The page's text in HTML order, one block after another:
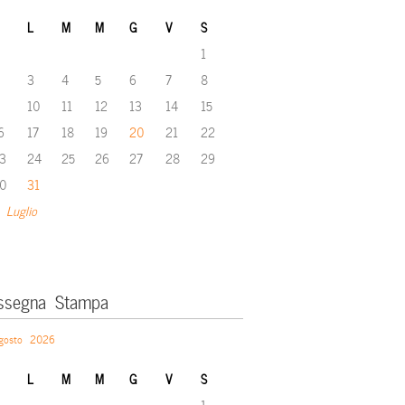
L M M G V S
Luglio
1
3 4 5 6 7
8
10 11 12 13 14
15
17 18 19 20 21
22
24 25 26 27 28
29
31
Stampa
2026
L M M G V S